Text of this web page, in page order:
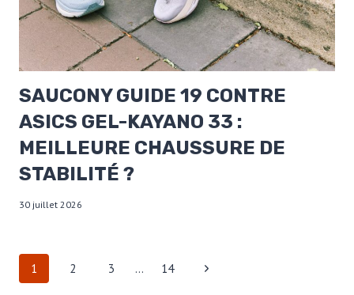
SAUCONY GUIDE 19 CONTRE
ASICS GEL-KAYANO 33 :
MEILLEURE CHAUSSURE DE
STABILITÉ ?
30 juillet 2026
NAVIGATION
DE
1 2 3 … 14
Page